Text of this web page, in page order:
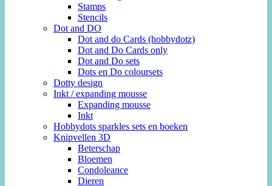
Stamps
Stencils
Dot and DO
Dot and do Cards (hobbydotz)
Dot and Do Cards only
Dot and Do sets
Dots en Do coloursets
Dotty design
Inkt / expanding mousse
Expanding mousse
Inkt
Hobbydots sparkles sets en boeken
Knipvellen 3D
Beterschap
Bloemen
Condoleance
Dieren